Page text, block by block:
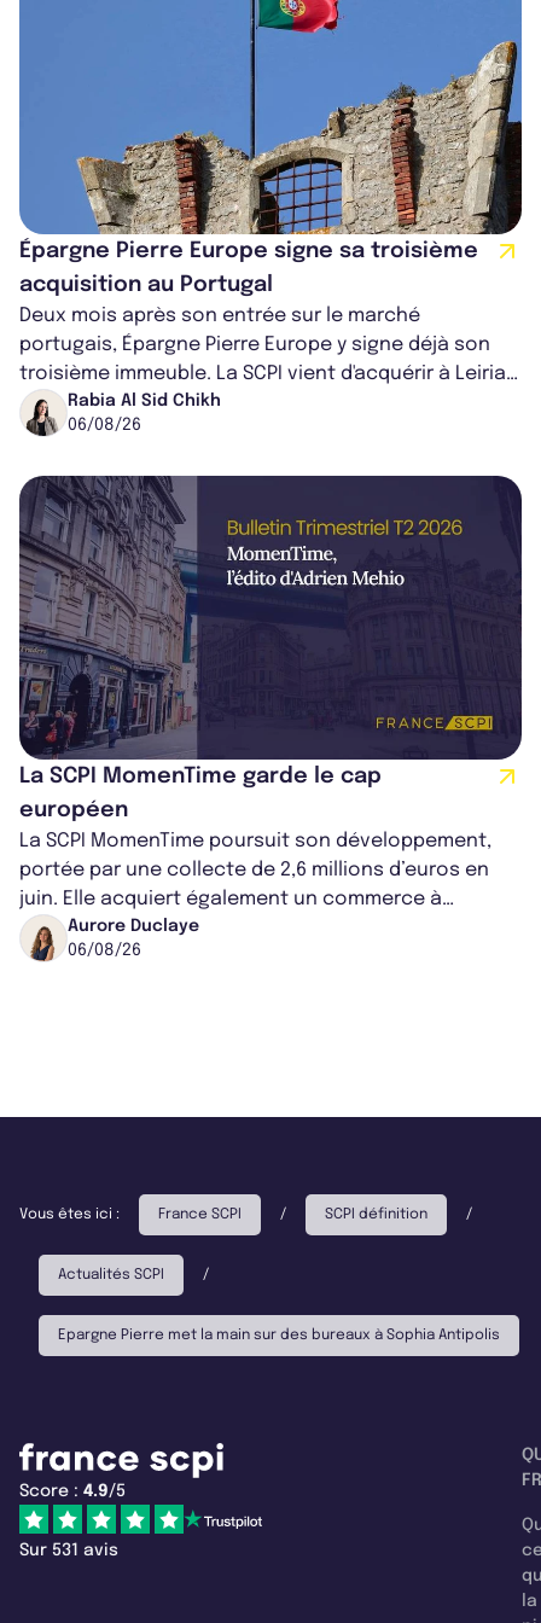
Épargne Pierre Europe signe sa troisième
acquisition au Portugal
Deux mois après son entrée sur le marché
portugais, Épargne Pierre Europe y signe déjà son
troisième immeuble. La SCPI vient d'acquérir à Leiria,
dans le centre du pays, un établis...
Rabia Al Sid Chikh
06/08/26
La SCPI MomenTime garde le cap
européen
La SCPI MomenTime poursuit son développement,
portée par une collecte de 2,6 millions d’euros en
juin. Elle acquiert également un commerce à
Worcester, place une plateforme logisti...
Aurore Duclaye
06/08/26
Vous êtes ici : France SCPI / SCPI définition /
Actualités SCPI /
Epargne Pierre met la main sur des bureaux à Sophia Antipolis
Score : 4.9/5
Sur 531 avis
la